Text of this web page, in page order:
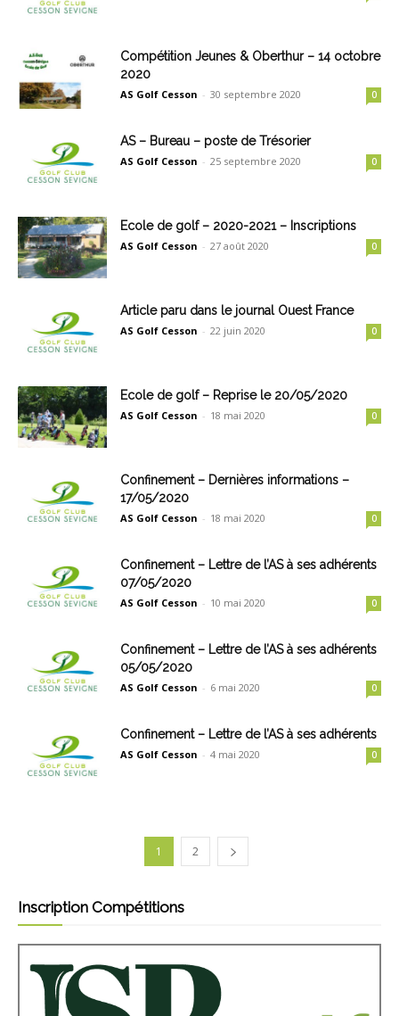
Compétition Jeunes & Oberthur – 14 octobre
2020
AS Golf Cesson - 30 septembre 2020 0
AS – Bureau – poste de Trésorier
AS Golf Cesson - 25 septembre 2020 0
Ecole de golf – 2020-2021 – Inscriptions
AS Golf Cesson - 27 août 2020 0
Article paru dans le journal Ouest France
AS Golf Cesson - 22 juin 2020 0
Ecole de golf – Reprise le 20/05/2020
AS Golf Cesson - 18 mai 2020 0
Confinement – Dernières informations –
17/05/2020
AS Golf Cesson - 18 mai 2020 0
Confinement – Lettre de l’AS à ses adhérents
07/05/2020
AS Golf Cesson - 10 mai 2020 0
Confinement – Lettre de l’AS à ses adhérents
05/05/2020
AS Golf Cesson - 6 mai 2020 0
Confinement – Lettre de l’AS à ses adhérents
AS Golf Cesson - 4 mai 2020 0
1 2
Inscription Compétitions